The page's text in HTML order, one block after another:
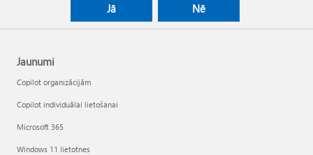
Jā Nē
Jaunumi
Copilot organizācijām
Copilot individuālai lietošanai
Microsoft 365
Windows 11 lietotnes